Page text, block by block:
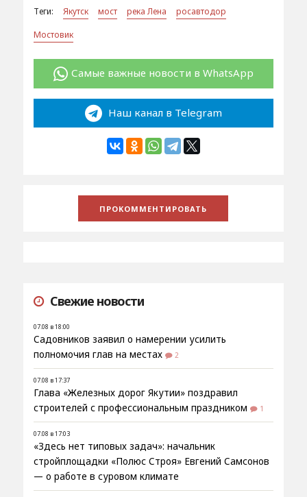
Теги: Якутск мост река Лена
росавтодор
Мостовик
Самые важные новости в WhatsApp
Наш канал в Telegram
Свежие новости
07.08 в 18:00
Садовников заявил о намерении усилить
полномочия глав на местах
2
07.08 в 17:37
Глава «Железных дорог Якутии» поздравил
строителей с профессиональным праздником
1
07.08 в 17:03
«Здесь нет типовых задач»: начальник
стройплощадки «Полюс Строя» Евгений Самсонов
— о работе в суровом климате